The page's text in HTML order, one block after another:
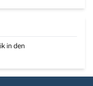
in den